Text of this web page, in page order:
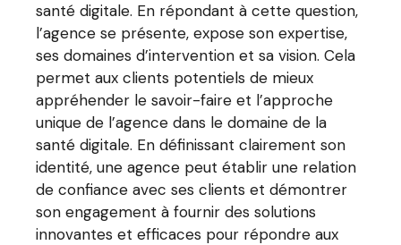
santé digitale. En répondant à cette question,
l’agence se présente, expose son expertise,
ses domaines d’intervention et sa vision. Cela
permet aux clients potentiels de mieux
appréhender le savoir-faire et l’approche
unique de l’agence dans le domaine de la
santé digitale. En définissant clairement son
identité, une agence peut établir une relation
de confiance avec ses clients et démontrer
son engagement à fournir des solutions
innovantes et efficaces pour répondre aux